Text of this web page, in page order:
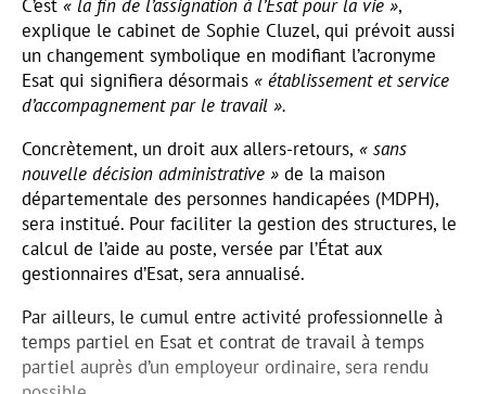
C’est « la fin de l’assignation à l’Esat pour la vie »,
explique le cabinet de Sophie Cluzel, qui prévoit aussi
un changement symbolique en modifiant l’acronyme
Esat qui signifiera désormais « établissement et service
d’accompagnement par le travail ».
Concrètement, un droit aux allers-retours, « sans
nouvelle décision administrative » de la maison
départementale des personnes handicapées (MDPH),
sera institué. Pour faciliter la gestion des structures, le
calcul de l’aide au poste, versée par l’État aux
gestionnaires d’Esat, sera annualisé.
Par ailleurs, le cumul entre activité professionnelle à
temps partiel en Esat et contrat de travail à temps
partiel auprès d’un employeur ordinaire, sera rendu